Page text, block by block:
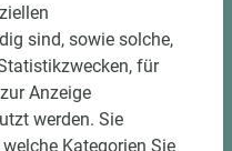
sind, sowie solche,
für
Anzeige
werden. Sie
Kategorien Sie